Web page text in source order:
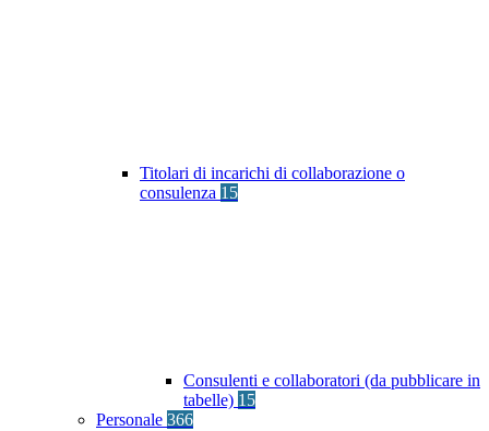
Titolari di incarichi di collaborazione o
consulenza 15
Consulenti e collaboratori (da pubblicare in
tabelle) 15
Personale 366